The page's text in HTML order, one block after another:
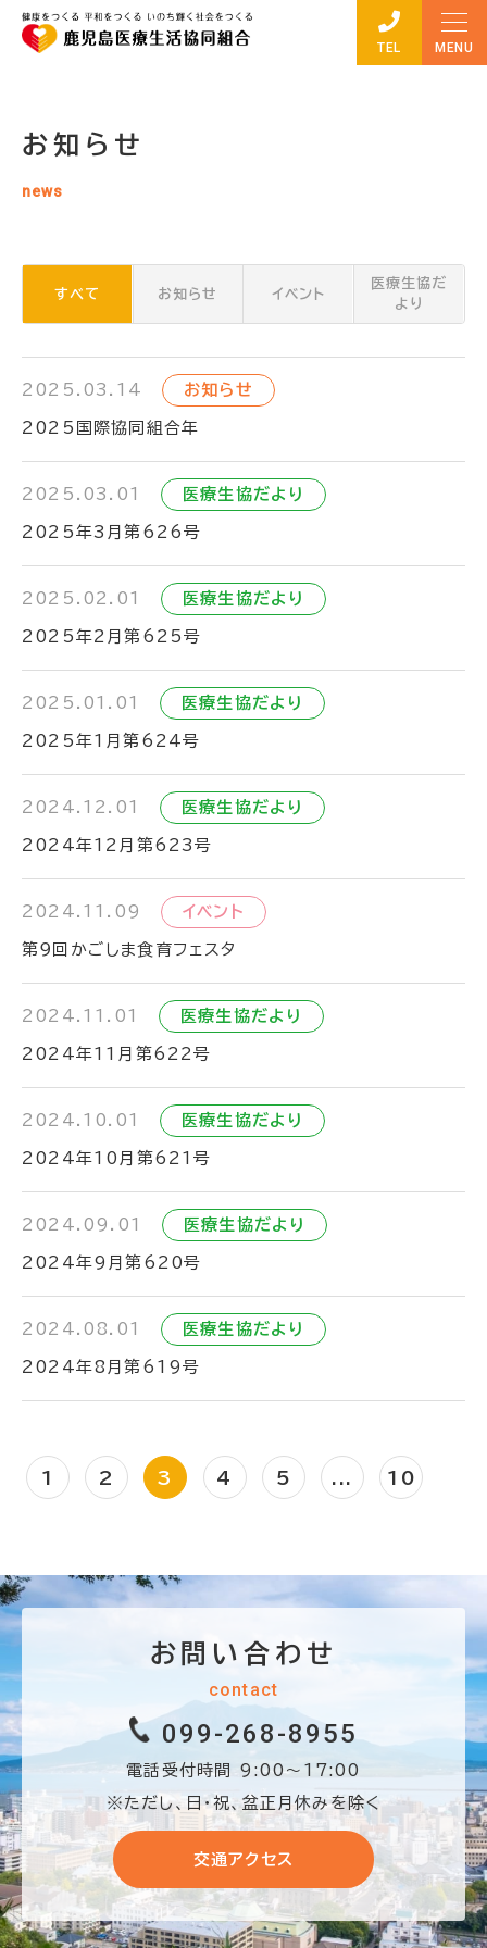
TEL
お知らせ
news
すべて お知らせ イベント
医療生協だ
より
2025.03.14 お知らせ
2025国際協同組合年
2025.03.01 医療生協だより
2025年3月第626号
2025.02.01 医療生協だより
2025年2月第625号
2025.01.01 医療生協だより
2025年1月第624号
2024.12.01 医療生協だより
2024年12月第623号
2024.11.09 イベント
第９回かごしま食育フェスタ
2024.11.01 医療生協だより
2024年11月第622号
2024.10.01 医療生協だより
2024年10月第621号
2024.09.01 医療生協だより
2024年9月第620号
2024.08.01 医療生協だより
2024年8月第619号
1 2 3 4 5 ... 10
お問い合わせ
contact
099-268-8955
電話受付時間 9:00〜17:00
※ただし、日・祝、盆正月休みを除く
交通アクセス